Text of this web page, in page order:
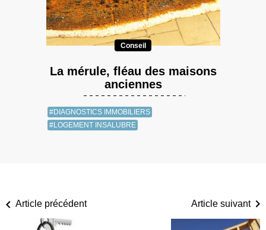
Conseil
La mérule, fléau des maisons
anciennes
#DIAGNOSTICS IMMOBILIERS
#LOGEMENT INSALUBRE
Article précédent Article suivant